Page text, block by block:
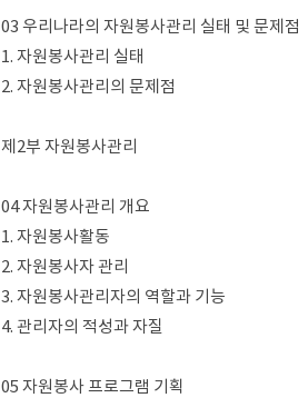
03 우리나라의 자원봉사관리 실태 및 문제점
1. 자원봉사관리 실태
2. 자원봉사관리의 문제점
제2부 자원봉사관리
04 자원봉사관리 개요
1. 자원봉사활동
2. 자원봉사자 관리
3. 자원봉사관리자의 역할과 기능
4. 관리자의 적성과 자질
05 자원봉사 프로그램 기획